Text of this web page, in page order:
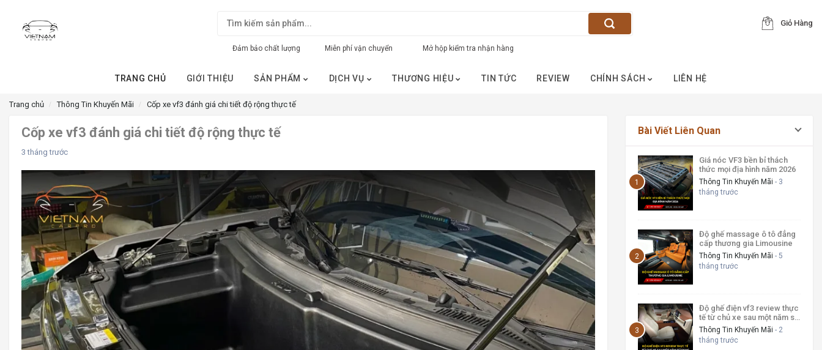
Đảm bảo chất lượng Miễn phí vận chuyển Mở hộp kiểm tra nhận hàng
Giỏ Hàng
TRANG CHỦ GIỚI THIỆU SẢN PHẨM DỊCH VỤ THƯƠNG HIỆU TIN TỨC REVIEW CHÍNH SÁCH LIÊN HỆ
Trang chủ Thông Tin Khuyến Mãi Cốp xe vf3 đánh giá chi tiết độ rộng thực tế
Cốp xe vf3 đánh giá chi tiết độ rộng thực tế
3 tháng trước
Bài Viết Liên Quan
Giá nóc VF3 bền bỉ thách
thức mọi địa hình năm 2026
Thông Tin Khuyến Mãi - 3
tháng trước
Độ ghế massage ô tô đẳng
cấp thương gia Limousine
Thông Tin Khuyến Mãi - 5
tháng trước
Độ ghế điện vf3 review thực
tế từ chủ xe sau một năm sử
dụng
Thông Tin Khuyến Mãi - 2
tháng trước